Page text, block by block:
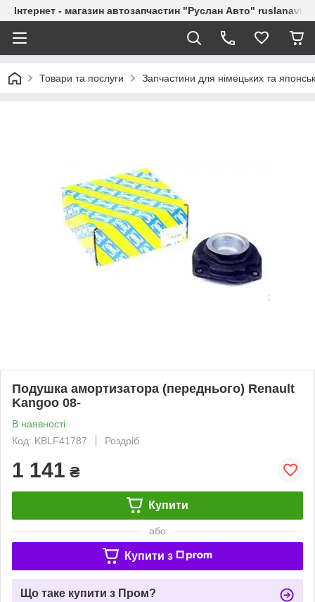
Інтернет - магазин автозапчастин "Руслан Авто"
Товари та послуги Запчастини для німецьких та
Подушка амортизатора (переднього) Renault
Kangoo 08-
В наявності
Код: KBLF41787
Роздріб
1 141 ₴
Купити
або
Купити з
Що таке купити з Пром?